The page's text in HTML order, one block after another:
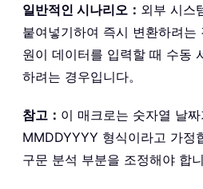
일반적인 시나리오： 외부 시스
붙여넣기하여 즉시 변환하려는
원이 데이터를 입력할 때 수동
하려는 경우입니다。
참고： 이 매크로는 숫자열 날
MMDDYYYY 형식이라고 가정
구문 분석 부분을 조정해야 합니